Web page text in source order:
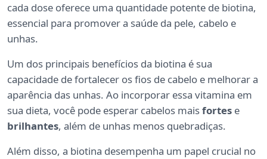
cada dose oferece uma quantidade potente de biotina,
essencial para promover a saúde da pele, cabelo e
unhas.
Um dos principais benefícios da biotina é sua
capacidade de fortalecer os fios de cabelo e melhorar a
aparência das unhas. Ao incorporar essa vitamina em
sua dieta, você pode esperar cabelos maisfortes e
brilhantes, além de unhas menos quebradiças.
Além disso, a biotina desempenha um papel crucial no